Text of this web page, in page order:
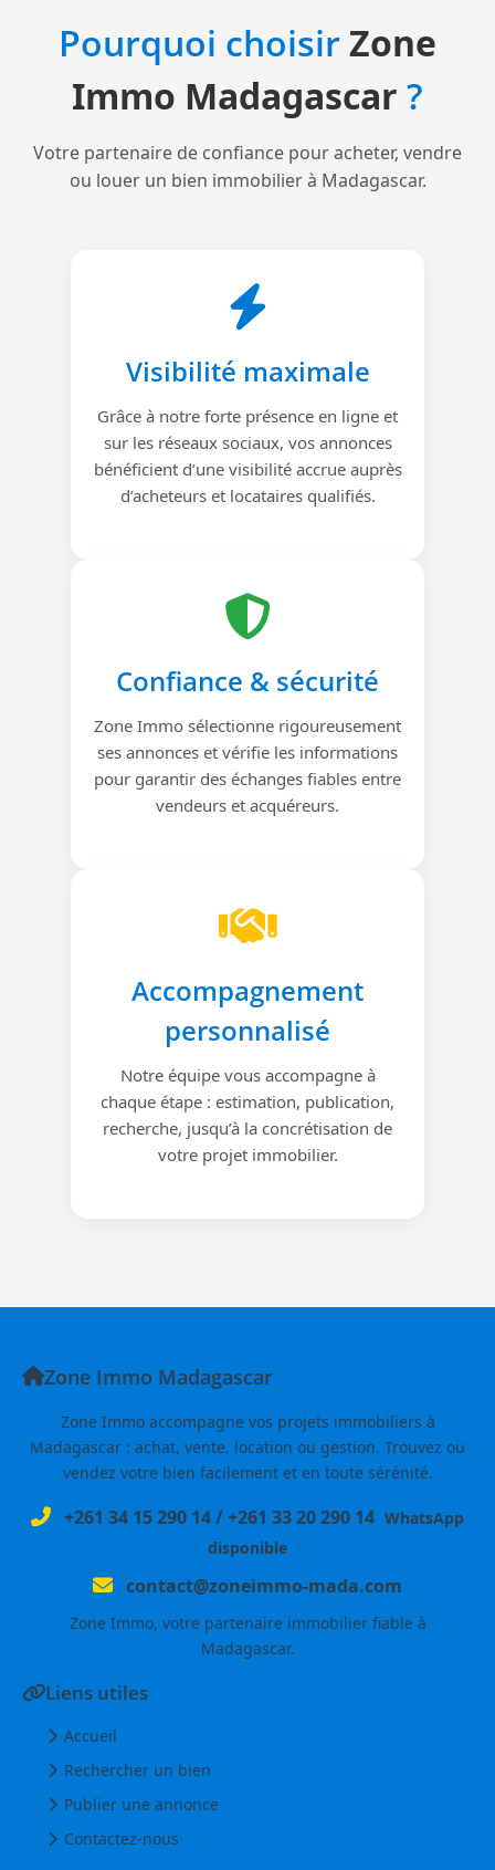
Pourquoi choisirZone
Immo Madagascar ?
Votre partenaire de confiance pour acheter, vendre
ou louer un bien immobilier à Madagascar.
Visibilité maximale
Grâce à notre forte présence en ligne et
sur les réseaux sociaux, vos annonces
bénéficient d’une visibilité accrue auprès
d’acheteurs et locataires qualifiés.
Confiance & sécurité
Zone Immo sélectionne rigoureusement
ses annonces et vérifie les informations
pour garantir des échanges fiables entre
vendeurs et acquéreurs.
Accompagnement
personnalisé
Notre équipe vous accompagne à
chaque étape : estimation, publication,
recherche, jusqu’à la concrétisation de
votre projet immobilier.
Zone Immo Madagascar
Zone Immo accompagne vos projets immobiliers à
Madagascar : achat, vente, location ou gestion. Trouvez ou
vendez votre bien facilement et en toute sérénité.
+261 34 15 290 14/+261 33 20 290 14 WhatsApp
disponible
contact@zoneimmo-mada.com
Zone Immo, votre partenaire immobilier fiable à
Madagascar.
Liens utiles
Accueil
Rechercher un bien
Publier une annonce
Contactez-nous